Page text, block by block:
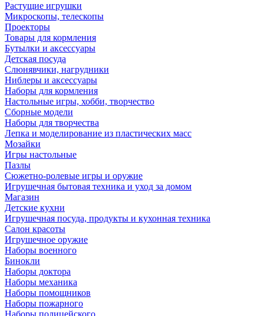
Растущие игрушки
Микроскопы, телескопы
Проекторы
Товары для кормления
Бутылки и аксессуары
Детская посуда
Слюнявчики, нагрудники
Ниблеры и аксессуары
Наборы для кормления
Настольные игры, хобби, творчество
Сборные модели
Наборы для творчества
Лепка и моделирование из пластических масс
Мозайки
Игры настольные
Пазлы
Сюжетно-ролевые игры и оружие
Игрушечная бытовая техника и уход за домом
Магазин
Детские кухни
Игрушечная посуда, продукты и кухонная техника
Салон красоты
Игрушечное оружие
Наборы военного
Бинокли
Наборы доктора
Наборы механика
Наборы помощников
Наборы пожарного
Наборы полицейского